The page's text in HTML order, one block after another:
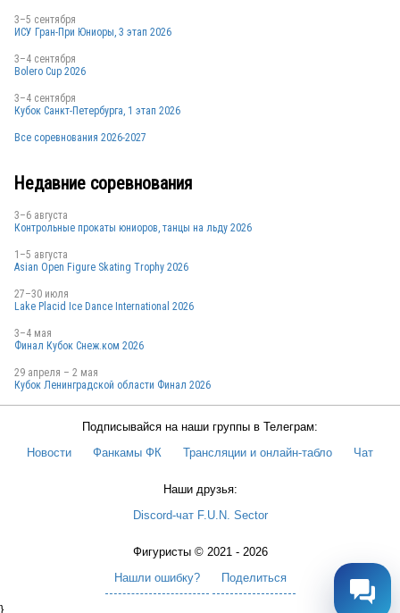
CHN
CAN
CAN
JPN
SWE
3–5 сентября
ИСУ Гран-При Юниоры, 3 этап 2026
3–4 сентября
Bolero Cup 2026
3–4 сентября
Кубок Санкт-Петербурга, 1 этап 2026
Все соревнования 2026-2027
Недавние соревнования
3–6 августа
Контрольные прокаты юниоров, танцы на льду 2026
1–5 августа
Asian Open Figure Skating Trophy 2026
27–30 июля
Lake Placid Ice Dance International 2026
3–4 мая
Финал Кубок Снеж.ком 2026
29 апреля – 2 мая
Кубок Ленинградской области Финал 2026
Подписывайся на наши группы в Телеграм:
Новости
Фанкамы ФК Трансляции и онлайн-табло Чат
Наши друзья:
Discord-чат F.U.N. Sector
Фигуристы © 2021 - 2026
Нашли ошибку?
Поделиться
}